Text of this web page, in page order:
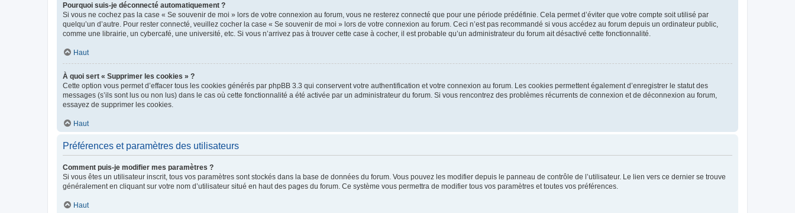
Pourquoi suis-je déconnecté automatiquement ?
Si vous ne cochez pas la case « Se souvenir de moi » lors de votre connexion au forum, vous ne resterez connecté que pour une période prédéfinie. Cela permet d’éviter que votre compte soit utilisé par
quelqu’un d’autre. Pour rester connecté, veuillez cocher la case « Se souvenir de moi » lors de votre connexion au forum. Ceci n’est pas recommandé si vous accédez au forum depuis un ordinateur public,
comme une librairie, un cybercafé, une université, etc. Si vous n’arrivez pas à trouver cette case à cocher, il est probable qu’un administrateur du forum ait désactivé cette fonctionnalité.
Haut
À quoi sert « Supprimer les cookies » ?
Cette option vous permet d’effacer tous les cookies générés par phpBB 3.3 qui conservent votre authentification et votre connexion au forum. Les cookies permettent également d’enregistrer le statut des
messages (s’ils sont lus ou non lus) dans le cas où cette fonctionnalité a été activée par un administrateur du forum. Si vous rencontrez des problèmes récurrents de connexion et de déconnexion au forum,
essayez de supprimer les cookies.
Haut
Préférences et paramètres des utilisateurs
Comment puis-je modifier mes paramètres ?
Si vous êtes un utilisateur inscrit, tous vos paramètres sont stockés dans la base de données du forum. Vous pouvez les modifier depuis le panneau de contrôle de l’utilisateur. Le lien vers ce dernier se trouve
généralement en cliquant sur votre nom d’utilisateur situé en haut des pages du forum. Ce système vous permettra de modifier tous vos paramètres et toutes vos préférences.
Haut